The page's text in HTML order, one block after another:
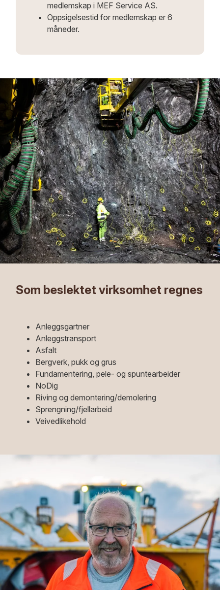
medlemskap i MEF Service AS.
Oppsigelsestid for medlemskap er 6
måneder.
Som beslektet virksomhet regnes
Anleggsgartner
Anleggstransport
Asfalt
Bergverk, pukk og grus
Fundamentering, pele- og spuntearbeider
NoDig
Riving og demontering/demolering
Sprengning/fjellarbeid
Veivedlikehold